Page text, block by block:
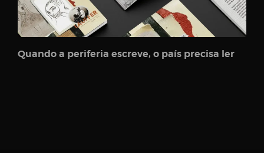
Quando a periferia escreve, o país precisa ler